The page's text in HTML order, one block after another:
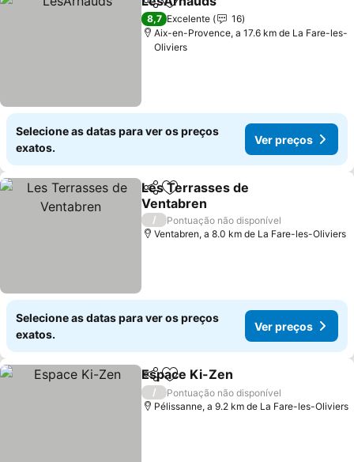
PartilharAdicionar aos favoritos
8,7 Excelente
16
Aix-en-Provence, a 17.6 km de La Fare-les-
Oliviers
Selecione as datas para ver os preços
exatos.
Ver preços
PartilharAdicionar aos favoritos
Les Terrasses de
Ventabren
Ver preços
/
Pontuação não disponível
Ventabren, a 8.0 km de La Fare-les-Oliviers
Selecione as datas para ver os preços
exatos.
Ver preços
PartilharAdicionar aos favoritos
Espace Ki-Zen
/
Pontuação não disponível
Pélissanne, a 9.2 km de La Fare-les-Oliviers